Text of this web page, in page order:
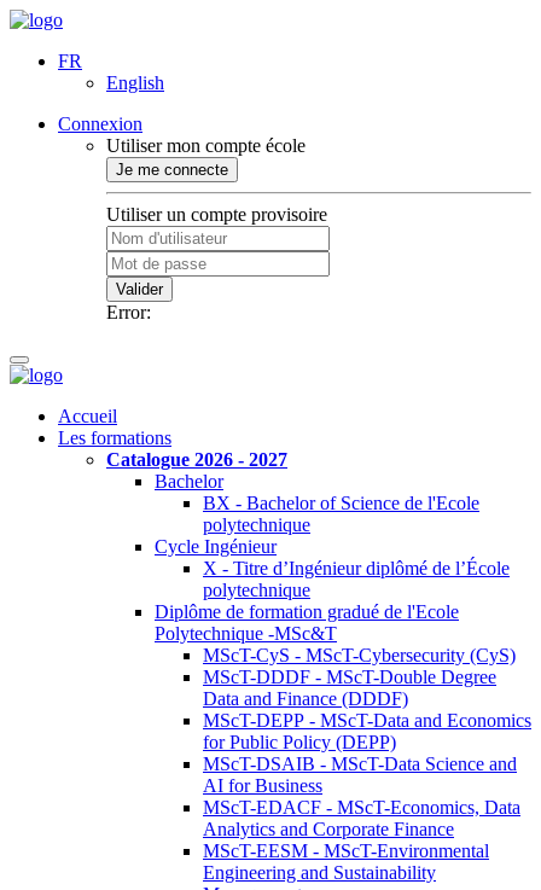
FR
English
Connexion
Utiliser mon compte école
Je me connecte
Utiliser un compte provisoire
Valider
Error:
Accueil
Les formations
Catalogue 2026 - 2027
Bachelor
BX - Bachelor of Science de l'Ecole
polytechnique
Cycle Ingénieur
X - Titre d’Ingénieur diplômé de l’École
polytechnique
Diplôme de formation gradué de l'Ecole
Polytechnique -MSc&T
MScT-CyS - MScT-Cybersecurity (CyS)
MScT-DDDF - MScT-Double Degree
Data and Finance (DDDF)
MScT-DEPP - MScT-Data and Economics
for Public Policy (DEPP)
MScT-DSAIB - MScT-Data Science and
AI for Business
MScT-EDACF - MScT-Economics, Data
Analytics and Corporate Finance
MScT-EESM - MScT-Environmental
Engineering and Sustainability